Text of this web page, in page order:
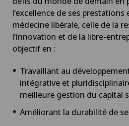
l’excellence de ses
médecine libérale, celle de la
l’innovation et de la libre-
objectif en :
Travaillant au
intégrative et
meilleure gestion du capital
Améliorant la durabilité de